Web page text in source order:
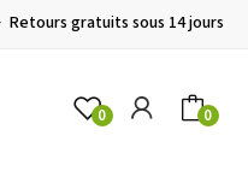
Retours gratuits sous 14 jours
0 0